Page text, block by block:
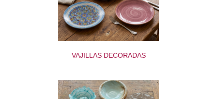
VAJILLAS DECORADAS